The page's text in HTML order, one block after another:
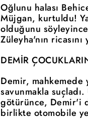
Oğlunu halası
Müjgan, kurtuldu!
olduğunu
Züleyha'nın
DEMİR
Demir, mahkemede
savunmakla
götürünce, Demir'i
birlikte otomobile